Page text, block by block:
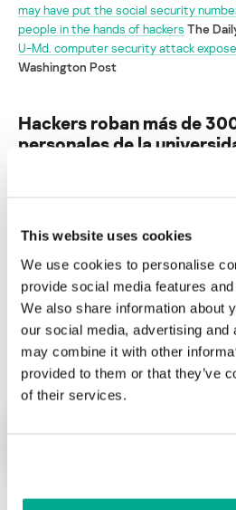
This website uses cookies
We use cookies to personalise
provide social media features
We also share information about
our social media, advertising and
may combine it with other
provided to them or that they’ve
of their services.
may have put the social security
people in the hands of hackers The
U-Md. computer security attack
Washington Post
Hackers roban más de
personales de la
Su dirección de correo